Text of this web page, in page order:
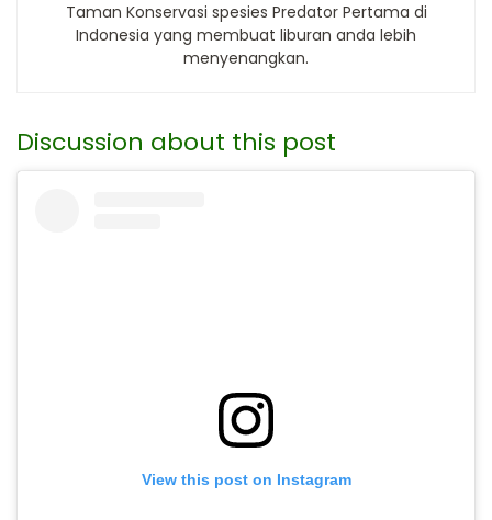
Taman Konservasi spesies Predator Pertama di
Indonesia yang membuat liburan anda lebih
menyenangkan.
Discussion about this post
View this post on Instagram